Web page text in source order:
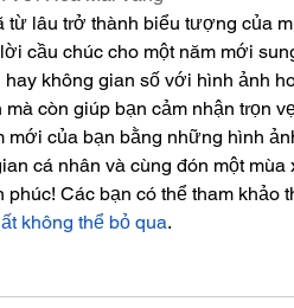
từ lâu trở thành biểu tượng của
cầu chúc cho một năm mới
không gian số với hình ảnh
còn giúp bạn cảm nhận trọn
mới của bạn bằng những hình
cá nhân và cùng đón một
phúc! Các bạn có thể tham khảo
không thể bỏ qua.